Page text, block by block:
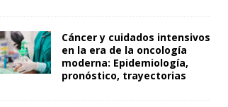
Cáncer y cuidados intensivos
en la era de la oncología
moderna: Epidemiología,
pronóstico, trayectorias